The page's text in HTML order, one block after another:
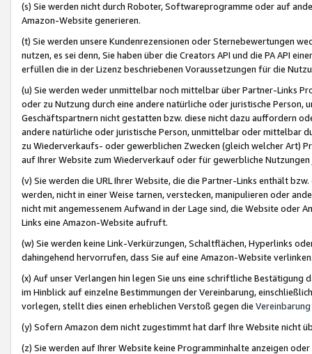
(s) Sie werden nicht durch Roboter, Softwareprogramme oder auf
Amazon-Website generieren.
(t) Sie werden unsere Kundenrezensionen oder Sternebewertungen
nutzen, es sei denn, Sie haben über die Creators API und die PA API
erfüllen die in der Lizenz beschriebenen Voraussetzungen für die
(u) Sie werden weder unmittelbar noch mittelbar über Partner-Links
oder zu Nutzung durch eine andere natürliche oder juristische
Geschäftspartnern nicht gestatten bzw. diese nicht dazu auffordern
andere natürliche oder juristische Person, unmittelbar oder mittelbar
zu Wiederverkaufs- oder gewerblichen Zwecken (gleich welcher Art)
auf Ihrer Website zum Wiederverkauf oder für gewerbliche
(v) Sie werden die URL Ihrer Website, die die Partner-Links enthält
werden, nicht in einer Weise tarnen, verstecken, manipulieren oder
nicht mit angemessenem Aufwand in der Lage sind, die Website oder
Links eine Amazon-Website aufruft.
(w) Sie werden keine Link-Verkürzungen, Schaltflächen, Hyperlinks
dahingehend hervorrufen, dass Sie auf eine Amazon-Website
(x) Auf unser Verlangen hin legen Sie uns eine schriftliche
im Hinblick auf einzelne Bestimmungen der Vereinbarung,
vorlegen, stellt dies einen erheblichen Verstoß gegen die Vereinbarung
(y) Sofern Amazon dem nicht zugestimmt hat darf Ihre Website nicht
(z) Sie werden auf Ihrer Website keine Programminhalte anzeigen